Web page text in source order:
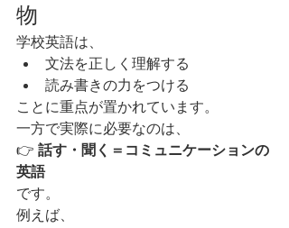
物
学校英語は、
文法を正しく理解する
読み書きの力をつける
ことに重点が置かれています。
一方で実際に必要なのは、
👉 話す・聞く＝コミュニケーションの
英語
です。
例えば、